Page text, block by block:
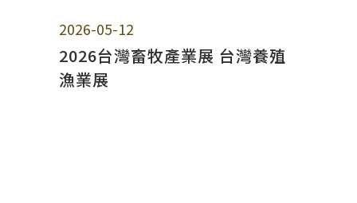
2026-05-12
2026台灣畜牧產業展 台灣養殖
漁業展